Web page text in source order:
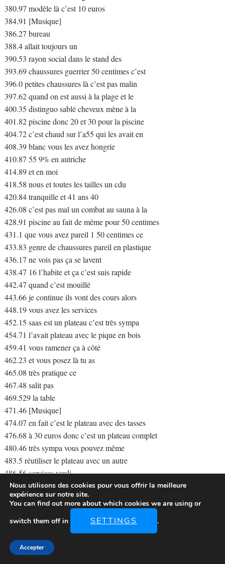
380.97 modèle là c’est 10 euros
384.91 [Musique]
386.27 bureau
388.4 allait toujours un
390.53 rayon social dans le stand des
393.69 chaussures guerrier 50 centimes c’est
396.0 petites chaussures là c’est pas malin
397.62 quand on est aussi à la plage et le
400.35 distinguo sablé cheveux mène à la
401.82 piscine donc 20 et 30 pour la piscine
404.72 c’est chaud sur l’a55 qui les avait en
408.39 blanc vous les avez hongrie
410.87 55 9% en autriche
414.89 et en moi
418.58 nous et toutes les tailles un cdu
420.84 tranquille et 41 ans 40
426.08 c’est pas mal un combat au sauna à la
428.91 piscine au fait de même pour 50 centimes
431.1 que vous avez pareil 1 50 centimes ce
433.83 genre de chaussures pareil en plastique
436.17 ne vois pas ça se lavent
438.47 16 l’habite et ça c’est suis rapide
442.47 quand c’est mouillé
443.66 je continue ils vont des cours alors
448.19 vous avez les services
452.15 saas est un plateau c’est très sympa
454.71 l’avait plateau avec le pique en bois
459.41 vous ramener ça à côté
462.23 et vous posez là tu as
465.08 très pratique ce
467.48 salit pas
469.529 la table
471.46 [Musique]
474.07 en fait c’est le plateau avec des tasses
476.68 à 30 euros donc c’est un plateau complet
480.46 très sympa vous pouvez même
483.5 réutiliser le plateau avec un autre
486.56 services verdi
489.04 très bien vous avez d’un même décor ici
492.13 voilà les services à café
494.71 25 euros et a pas besoin d’aller en
498.23 turquie pour acheter des services comme
499.88 ça vous les avez ici en marché de
502.7 sarcelles 25 euros vous l’avez en rose
Nous utilisons des cookies pour vous offrir la meilleure
expérience sur notre site.
You can find out more about which cookies we are using or
switch them off in
SETTINGS .
Accepter